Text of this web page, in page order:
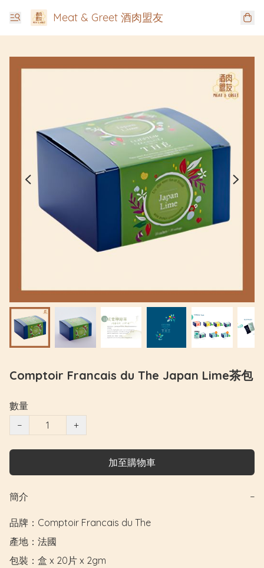
Meat & Greet 酒肉盟友
Comptoir Francais du The Japan Lime茶包
數量
−
+
加至購物車
簡介 −
品牌：Comptoir Francais du The
產地：法國
包裝：盒 x 20片 x 2gm